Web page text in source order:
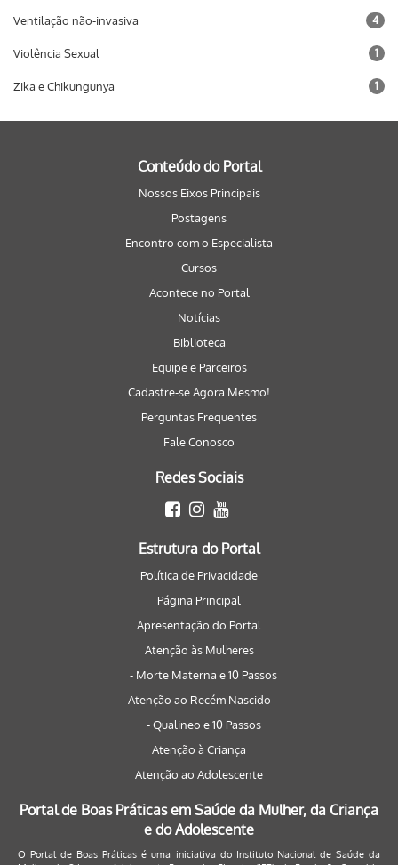
Ventilação não-invasiva 4
Violência Sexual 1
Zika e Chikungunya 1
Conteúdo do Portal
Nossos Eixos Principais
Postagens
Encontro com o Especialista
Cursos
Acontece no Portal
Notícias
Biblioteca
Equipe e Parceiros
Cadastre-se Agora Mesmo!
Perguntas Frequentes
Fale Conosco
Redes Sociais
Estrutura do Portal
Política de Privacidade
Página Principal
Apresentação do Portal
Atenção às Mulheres
- Morte Materna e 10 Passos
Atenção ao Recém Nascido
- Qualineo e 10 Passos
Atenção à Criança
Atenção ao Adolescente
Portal de Boas Práticas em Saúde da Mulher, da Criança
e do Adolescente
O Portal de Boas Práticas é uma iniciativa do Instituto Nacional de Saúde da